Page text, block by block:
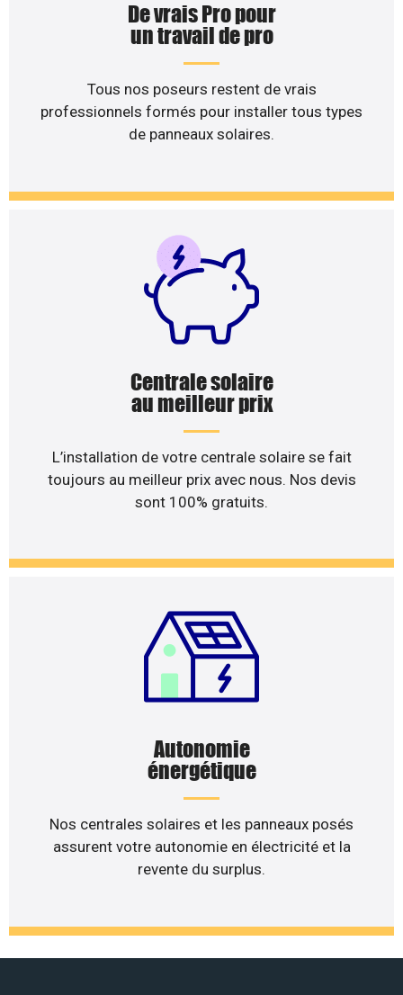
De vrais Pro pour
un travail de pro
Tous nos poseurs restent de vrais
professionnels formés pour installer tous types
de panneaux solaires.
Centrale solaire
au meilleur prix
L’installation de votre centrale solaire se fait
toujours au meilleur prix avec nous. Nos devis
sont 100% gratuits.
Autonomie
énergétique
Nos centrales solaires et les panneaux posés
assurent votre autonomie en électricité et la
revente du surplus.